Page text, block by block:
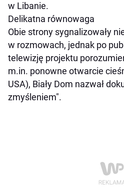
w Libanie.
Delikatna równowaga
Obie strony sygnalizowały
w rozmowach, jednak po
telewizję projektu
m.in. ponowne otwarcie
USA), Biały Dom nazwał
zmyśleniem".